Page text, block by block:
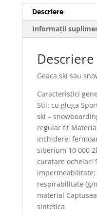
Descriere
Informații
Descriere
Geaca ski sau
Caracteristici
Stil: cu gluga
ski –
regular fit
inchidere:
siberium 10 000
curatare ochelari
impermeabilitate:
respirabilitate (g/
material
sintetica